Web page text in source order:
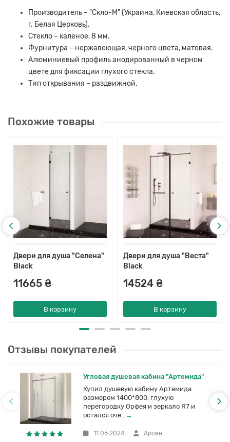
Производитель – "Скло-М" (Украина, Киевская область,
г. Белая Церковь).
Стекло – каленое, 8 мм.
Фурнитура – ​​нержавеющая, черного цвета, матовая.
Алюминиевый профиль анодированный в черном
цвете для фиксации глухого стекла.
Тип открывания – раздвижной.
Похожие товары
Двери для душа "Селена"
Black
11665 ₴
В корзину
Двери для душа "Веста"
Black
14524 ₴
В корзину
Отзывы покупателей
Угловая душевая кабина "Артемида"
Купил душевую кабину Артемида
размером 1400*800, глухую
перегородку Орфея и зеркало R7 и
остался оче.. →
11.06.2024 Арсен